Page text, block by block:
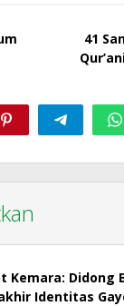
41
Kemara: Didong
Identitas